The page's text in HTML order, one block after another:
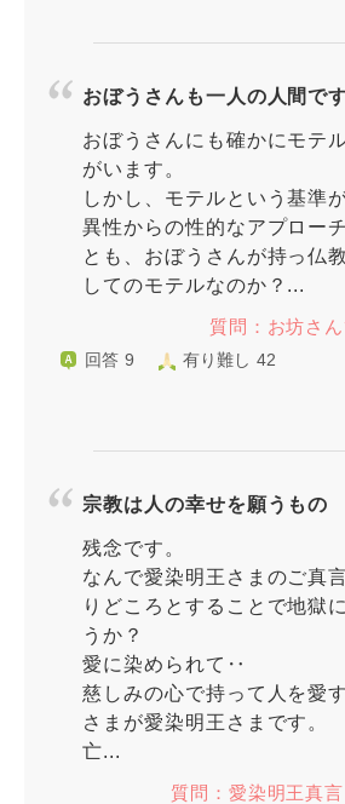
おぼうさんも一人の人間で
おぼうさんにも確かにモテ
がいます。
しかし、モテルという基準
異性からの性的なアプロー
とも、おぼうさんが持っ仏
してのモテルなのか？...
質問：お坊さ
回答 9 有り難し 42
宗教は人の幸せを願うもの
残念です。
なんで愛染明王さまのご真
りどころとすることで地獄
うか？
愛に染められて‥
慈しみの心で持って人を愛
さまが愛染明王さまです。
亡...
質問：愛染明王真